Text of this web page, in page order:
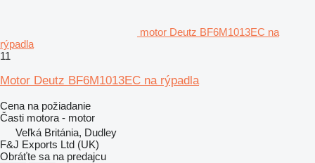
motor Deutz BF6M1013EC na
rýpadla
11
Motor Deutz BF6M1013EC na rýpadla
Cena na požiadanie
Časti motora - motor
Veľká Británia, Dudley
F&J Exports Ltd (UK)
Obráťte sa na predajcu